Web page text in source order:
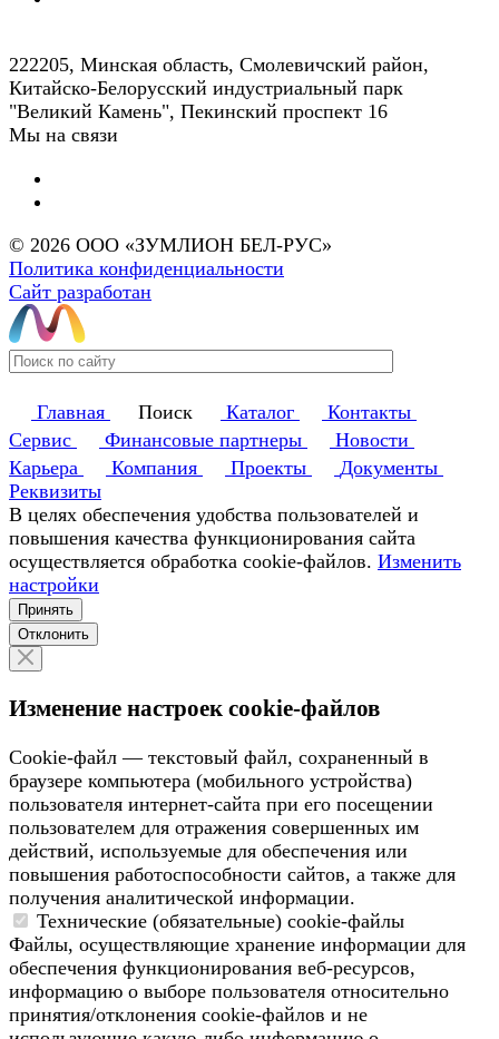
222205, Минская область, Смолевичский район,
Китайско-Белорусский индустриальный парк
"Великий Камень", Пекинский проспект 16
Мы на связи
© 2026 ООО «ЗУМЛИОН БЕЛ-РУС»
Политика конфиденциальности
Сайт разработан
Главная Поиск Каталог
Контакты
Сервис
Финансовые партнеры
Новости
Карьера
Компания Проекты
Документы
Реквизиты
В целях обеспечения удобства пользователей и
повышения качества функционирования сайта
осуществляется обработка сookiе-файлов. Изменить
настройки
Принять
Отклонить
Изменение настроек cookie-файлов
Сookie-файл — текстовый файл, сохраненный в
браузере компьютера (мобильного устройства)
пользователя интернет-сайта при его посещении
пользователем для отражения совершенных им
действий, используемые для обеспечения или
повышения работоспособности сайтов, а также для
получения аналитической информации.
Технические (обязательные) cookie-файлы
Файлы, осуществляющие хранение информации для
обеспечения функционирования веб-ресурсов,
информацию о выборе пользователя относительно
принятия/отклонения cookie-файлов и не